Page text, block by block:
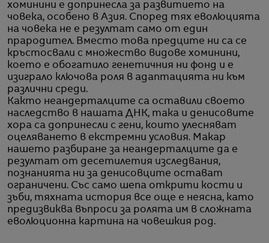
хоминини е допринесла за развитието на
човека, особено в Азия. Според тях еволюцията
на човека не е резултат само от един
прародител. Вместо това предците ни са се
кръстосвали с множество видове хоминини,
което е обогатило генетичния ни фонд и е
изиграло ключова роля в адаптацията ни към
различни среди.
Както неандерталците са оставили своето
наследство в нашата ДНК, така и денисовите
хора са допринесли с гени, които улесняват
оцеляването в екстремни условия. Макар
нашето разбиране за неандерталците да е
резултат от десетилетия изследвания,
познанията ни за денисовците остават
ограничени. Със само шепа открити кости и
зъби, тяхната история все още е неясна, като
предизвиква въпроси за ролята им в сложната
еволюционна картина на човешкия род.